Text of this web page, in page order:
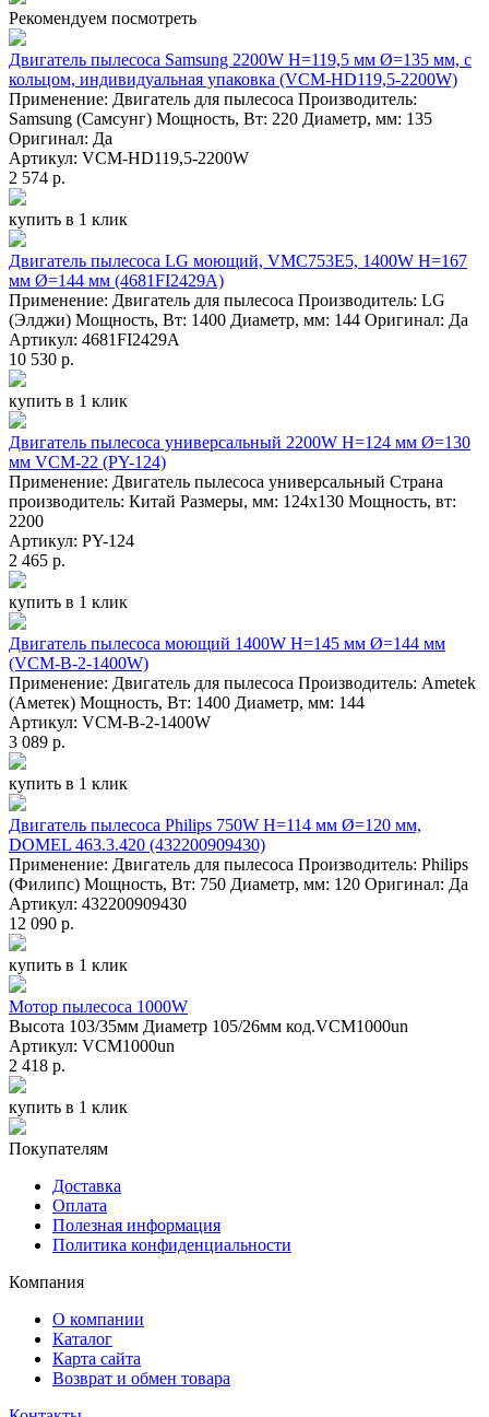
Рекомендуем посмотреть
Двигатель пылесоса Samsung 2200W H=119,5 мм Ø=135 мм, с
кольцом, индивидуальная упаковка (VCM-HD119,5-2200W)
Применение: Двигатель для пылесоса Производитель:
Samsung (Самсунг) Мощность, Вт: 220 Диаметр, мм: 135
Оригинал: Да
Артикул: VCM-HD119,5-2200W
2 574 р.
купить в 1 клик
Двигатель пылесоса LG моющий, VMC753E5, 1400W H=167
мм Ø=144 мм (4681FI2429A)
Применение: Двигатель для пылесоса Производитель: LG
(Элджи) Мощность, Вт: 1400 Диаметр, мм: 144 Оригинал: Да
Артикул: 4681FI2429A
10 530 р.
купить в 1 клик
Двигатель пылесоса универсальный 2200W H=124 мм Ø=130
мм VCM-22 (PY-124)
Применение: Двигатель пылесоса универсальный Страна
производитель: Китай Размеры, мм: 124х130 Мощность, вт:
2200
Артикул: PY-124
2 465 р.
купить в 1 клик
Двигатель пылесоса моющий 1400W H=145 мм Ø=144 мм
(VCM-B-2-1400W)
Применение: Двигатель для пылесоса Производитель: Ametek
(Аметек) Мощность, Вт: 1400 Диаметр, мм: 144
Артикул: VCM-B-2-1400W
3 089 р.
купить в 1 клик
Двигатель пылесоса Philips 750W H=114 мм Ø=120 мм,
DOMEL 463.3.420 (432200909430)
Применение: Двигатель для пылесоса Производитель: Philips
(Филипс) Мощность, Вт: 750 Диаметр, мм: 120 Оригинал: Да
Артикул: 432200909430
12 090 р.
купить в 1 клик
Мотор пылесоса 1000W
Высота 103/35мм Диаметр 105/26мм код.VCM1000un
Артикул: VCM1000un
2 418 р.
купить в 1 клик
Покупателям
Доставка
Оплата
Полезная информация
Политика конфиденциальности
Компания
О компании
Каталог
Карта сайта
Возврат и обмен товара